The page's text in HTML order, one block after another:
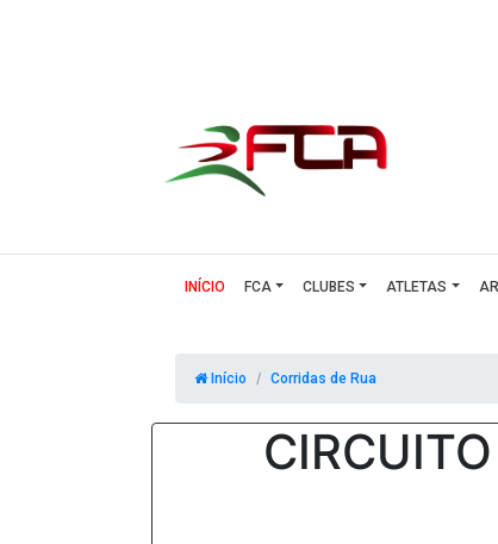
INÍCIO(CURRENT)
FCA CLUBES ATLETAS
Início Corridas de Rua